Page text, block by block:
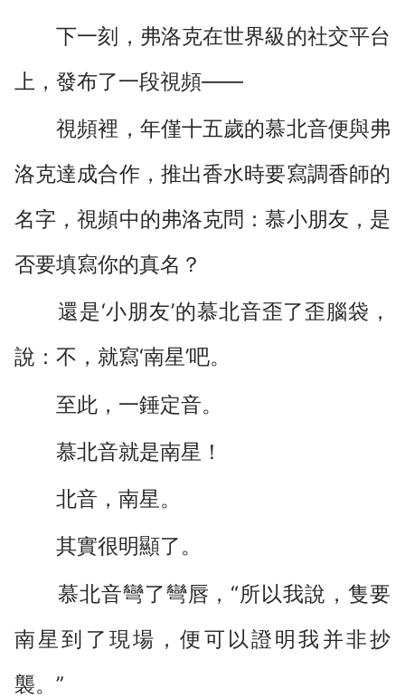
下一刻，弗洛克在世界級的社交平台
上，發布了一段視頻――
視頻裡，年僅十五歲的慕北音便與弗
洛克達成合作，推出香水時要寫調香師的
名字，視頻中的弗洛克問：慕小朋友，是
否要填寫你的真名？
還是‘小朋友’的慕北音歪了歪腦袋，
說：不，就寫‘南星’吧。
至此，一錘定音。
慕北音就是南星！
北音，南星。
其實很明顯了。
慕北音彎了彎唇，“所以我說，隻要
南星到了現場，便可以證明我并非抄
襲。”